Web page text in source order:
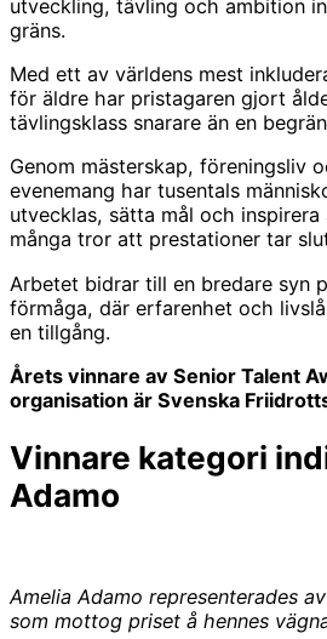
utveckling, tävling och ambition
gräns.
Med ett av världens mest
för äldre har pristagaren gjort
tävlingsklass snarare än en
Genom mästerskap, föreningsliv
evenemang har tusentals
utvecklas, sätta mål och
många tror att prestationer tar
Arbetet bidrar till en bredare syn
förmåga, där erfarenhet och
en tillgång.
Årets vinnare av Senior Talent
organisation är Svenska
Vinnare kategori
Adamo
Amelia Adamo representerades
som mottog priset å hennes